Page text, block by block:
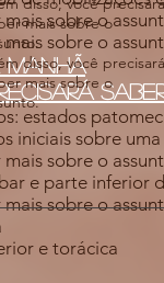
sobre o
sobre o
manhã
estados
iniciais sobre
sobre o
e parte inferior
sobre o
e torácica
mais sobre o
disso, você precisará
mais sobre o